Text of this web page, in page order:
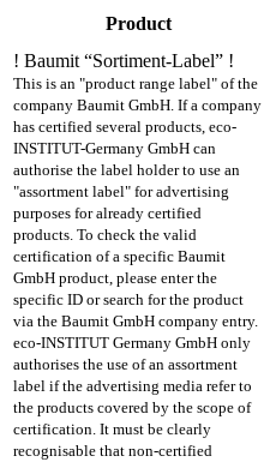
Product
! Baumit “Sortiment-Label” !
This is an "product range label" of the
company Baumit GmbH. If a company
has certified several products, eco-
INSTITUT-Germany GmbH can
authorise the label holder to use an
"assortment label" for advertising
purposes for already certified
products. To check the valid
certification of a specific Baumit
GmbH product, please enter the
specific ID or search for the product
via the Baumit GmbH company entry.
eco-INSTITUT Germany GmbH only
authorises the use of an assortment
label if the advertising media refer to
the products covered by the scope of
certification. It must be clearly
recognisable that non-certified